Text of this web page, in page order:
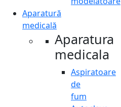
Aparatură
medicală
Aparatura
medicala
Aspiratoare
de
fum